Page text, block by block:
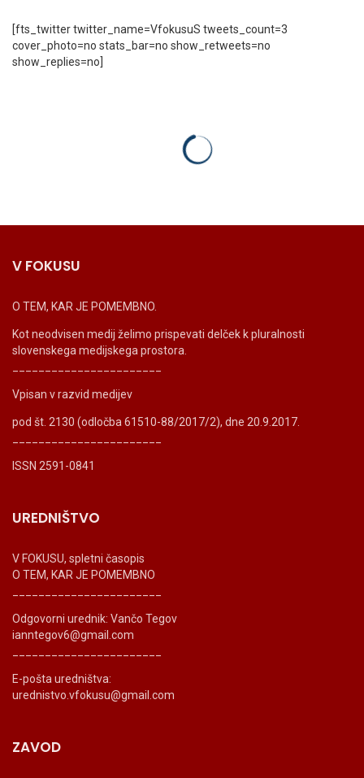
[fts_twitter twitter_name=VfokusuS tweets_count=3
cover_photo=no stats_bar=no show_retweets=no
show_replies=no]
V FOKUSU
O TEM, KAR JE POMEMBNO.
Kot neodvisen medij želimo prispevati delček k pluralnosti
slovenskega medijskega prostora.
Vpisan v razvid medijev
pod št. 2130 (odločba 61510-88/2017/2), dne 20.9.2017.
ISSN 2591-0841
UREDNIŠTVO
V FOKUSU, spletni časopis
O TEM, KAR JE POMEMBNO
Odgovorni urednik: Vančo Tegov
ianntegov6@gmail.com
E-pošta uredništva:
urednistvo.vfokusu@gmail.com
ZAVOD